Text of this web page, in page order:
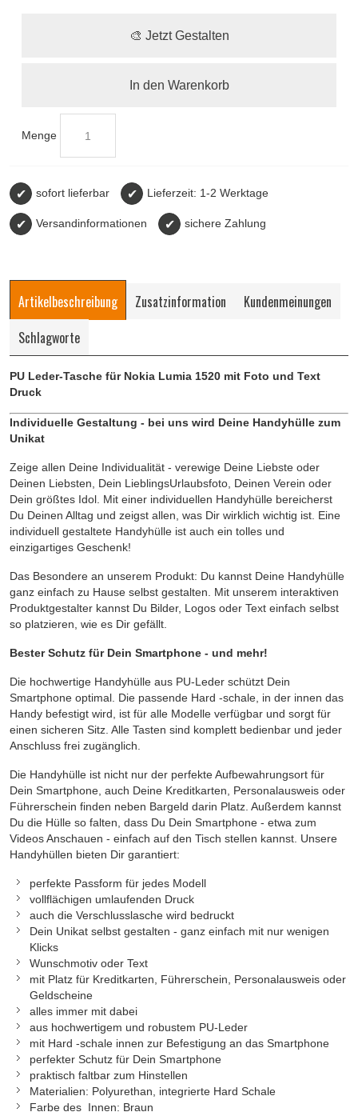
🎨 Jetzt Gestalten
In den Warenkorb
Menge
✔ sofort lieferbar ✔ Lieferzeit: 1-2 Werktage
✔ Versandinformationen ✔ sichere Zahlung
Artikelbeschreibung Zusatzinformation
Kundenmeinungen
Schlagworte
PU Leder-Tasche für Nokia Lumia 1520 mit Foto und Text
Druck
Individuelle Gestaltung - bei uns wird Deine Handyhülle zum
Unikat
Zeige allen Deine Individualität - verewige Deine Liebste oder
Deinen Liebsten, Dein LieblingsUrlaubsfoto, Deinen Verein oder
Dein größtes Idol. Mit einer individuellen Handyhülle bereicherst
Du Deinen Alltag und zeigst allen, was Dir wirklich wichtig ist. Eine
individuell gestaltete Handyhülle ist auch ein tolles und
einzigartiges Geschenk!
Das Besondere an unserem Produkt: Du kannst Deine Handyhülle
ganz einfach zu Hause selbst gestalten. Mit unserem interaktiven
Produktgestalter kannst Du Bilder, Logos oder Text einfach selbst
so platzieren, wie es Dir gefällt.
Bester Schutz für Dein Smartphone - und mehr!
Die hochwertige Handyhülle aus PU-Leder schützt Dein
Smartphone optimal. Die passende Hard -schale, in der innen das
Handy befestigt wird, ist für alle Modelle verfügbar und sorgt für
einen sicheren Sitz. Alle Tasten sind komplett bedienbar und jeder
Anschluss frei zugänglich.
Die Handyhülle ist nicht nur der perfekte Aufbewahrungsort für
Dein Smartphone, auch Deine Kreditkarten, Personalausweis oder
Führerschein finden neben Bargeld darin Platz. Außerdem kannst
Du die Hülle so falten, dass Du Dein Smartphone - etwa zum
Videos Anschauen - einfach auf den Tisch stellen kannst. Unsere
Handyhüllen bieten Dir garantiert:
perfekte Passform für jedes Modell
vollflächigen umlaufenden Druck
auch die Verschlusslasche wird bedruckt
Dein Unikat selbst gestalten - ganz einfach mit nur wenigen
Klicks
Wunschmotiv oder Text
mit Platz für Kreditkarten, Führerschein, Personalausweis oder
Geldscheine
alles immer mit dabei
aus hochwertigem und robustem PU-Leder
mit Hard -schale innen zur Befestigung an das Smartphone
perfekter Schutz für Dein Smartphone
praktisch faltbar zum Hinstellen
Materialien: Polyurethan, integrierte Hard Schale
Farbe des Innen: Braun